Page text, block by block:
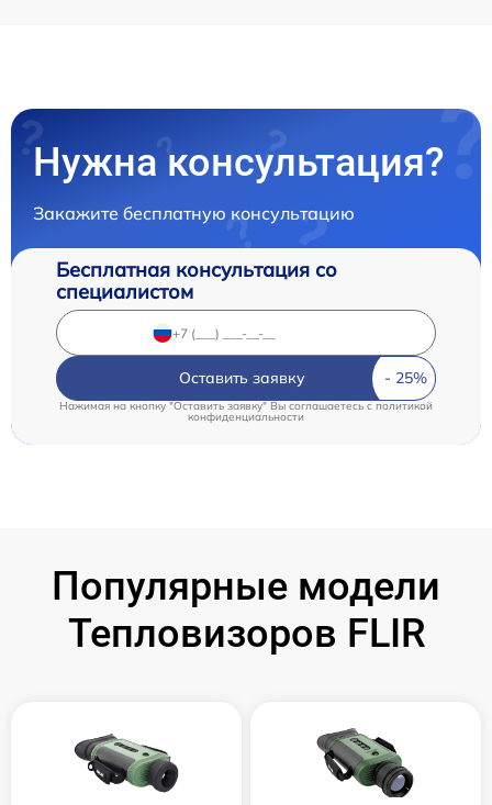
Нужна консультация?
Закажите бесплатную консультацию
Бесплатная консультация со
специалистом
Оставить заявку
Нажимая на кнопку "Оставить заявку" Вы соглашаетесь c политикой
конфиденциальности
Популярные модели
Тепловизоров FLIR